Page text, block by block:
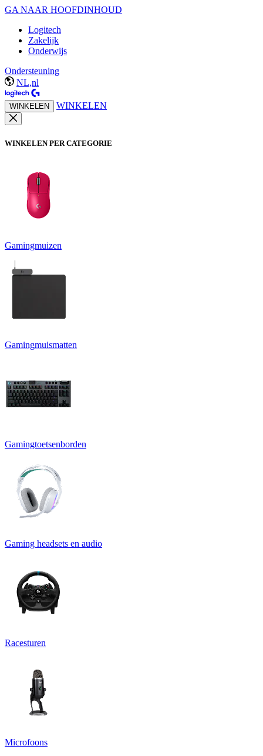
GA NAAR HOOFDINHOUD
Logitech
Zakelijk
Onderwijs
Ondersteuning
NL,nl
WINKELEN WINKELEN
WINKELEN PER CATEGORIE
Gamingmuizen
Gamingmuismatten
Gamingtoetsenborden
Gaming headsets en audio
Racesturen
Microfoons